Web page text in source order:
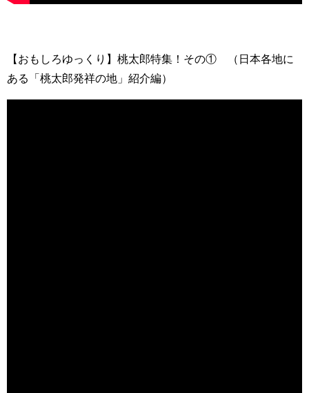
【おもしろゆっくり】桃太郎特集！その① （日本各地に
ある「桃太郎発祥の地」紹介編）